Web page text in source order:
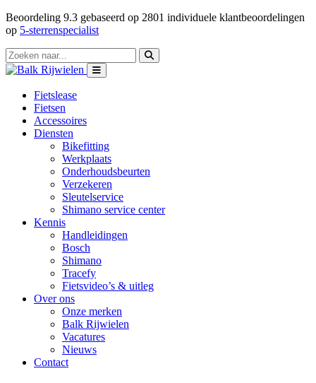
Beoordeling 9.3 gebaseerd op 2801 individuele klantbeoordelingen
op 5-sterrenspecialist
Fietslease
Fietsen
Accessoires
Diensten
Bikefitting
Werkplaats
Onderhoudsbeurten
Verzekeren
Sleutelservice
Shimano service center
Kennis
Handleidingen
Bosch
Shimano
Tracefy
Fietsvideo’s & uitleg
Over ons
Onze merken
Balk Rijwielen
Vacatures
Nieuws
Contact